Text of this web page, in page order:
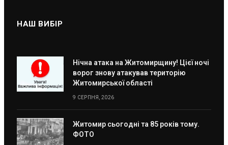
НАШ ВИБІР
Нічна атака на Житомирщину! Цієї ночі
ворог знову атакував територію
Житомирської області
9 СЕРПНЯ, 2026
Житомир сьогодні та 85 років тому.
ФОТО